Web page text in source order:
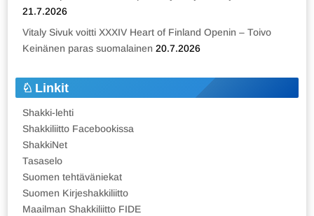
21.7.2026
Vitaly Sivuk voitti XXXIV Heart of Finland Openin – Toivo
Keinänen paras suomalainen 20.7.2026
Linkit
Shakki-lehti
Shakkiliitto Facebookissa
ShakkiNet
Tasaselo
Suomen tehtäväniekat
Suomen Kirjeshakkiliitto
Maailman Shakkiliitto FIDE